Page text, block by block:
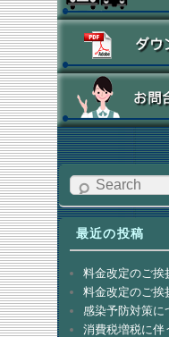
Search
最近の投稿
料金改定のご挨
料金改定のご挨
感染予防対策に
消費税増税に伴